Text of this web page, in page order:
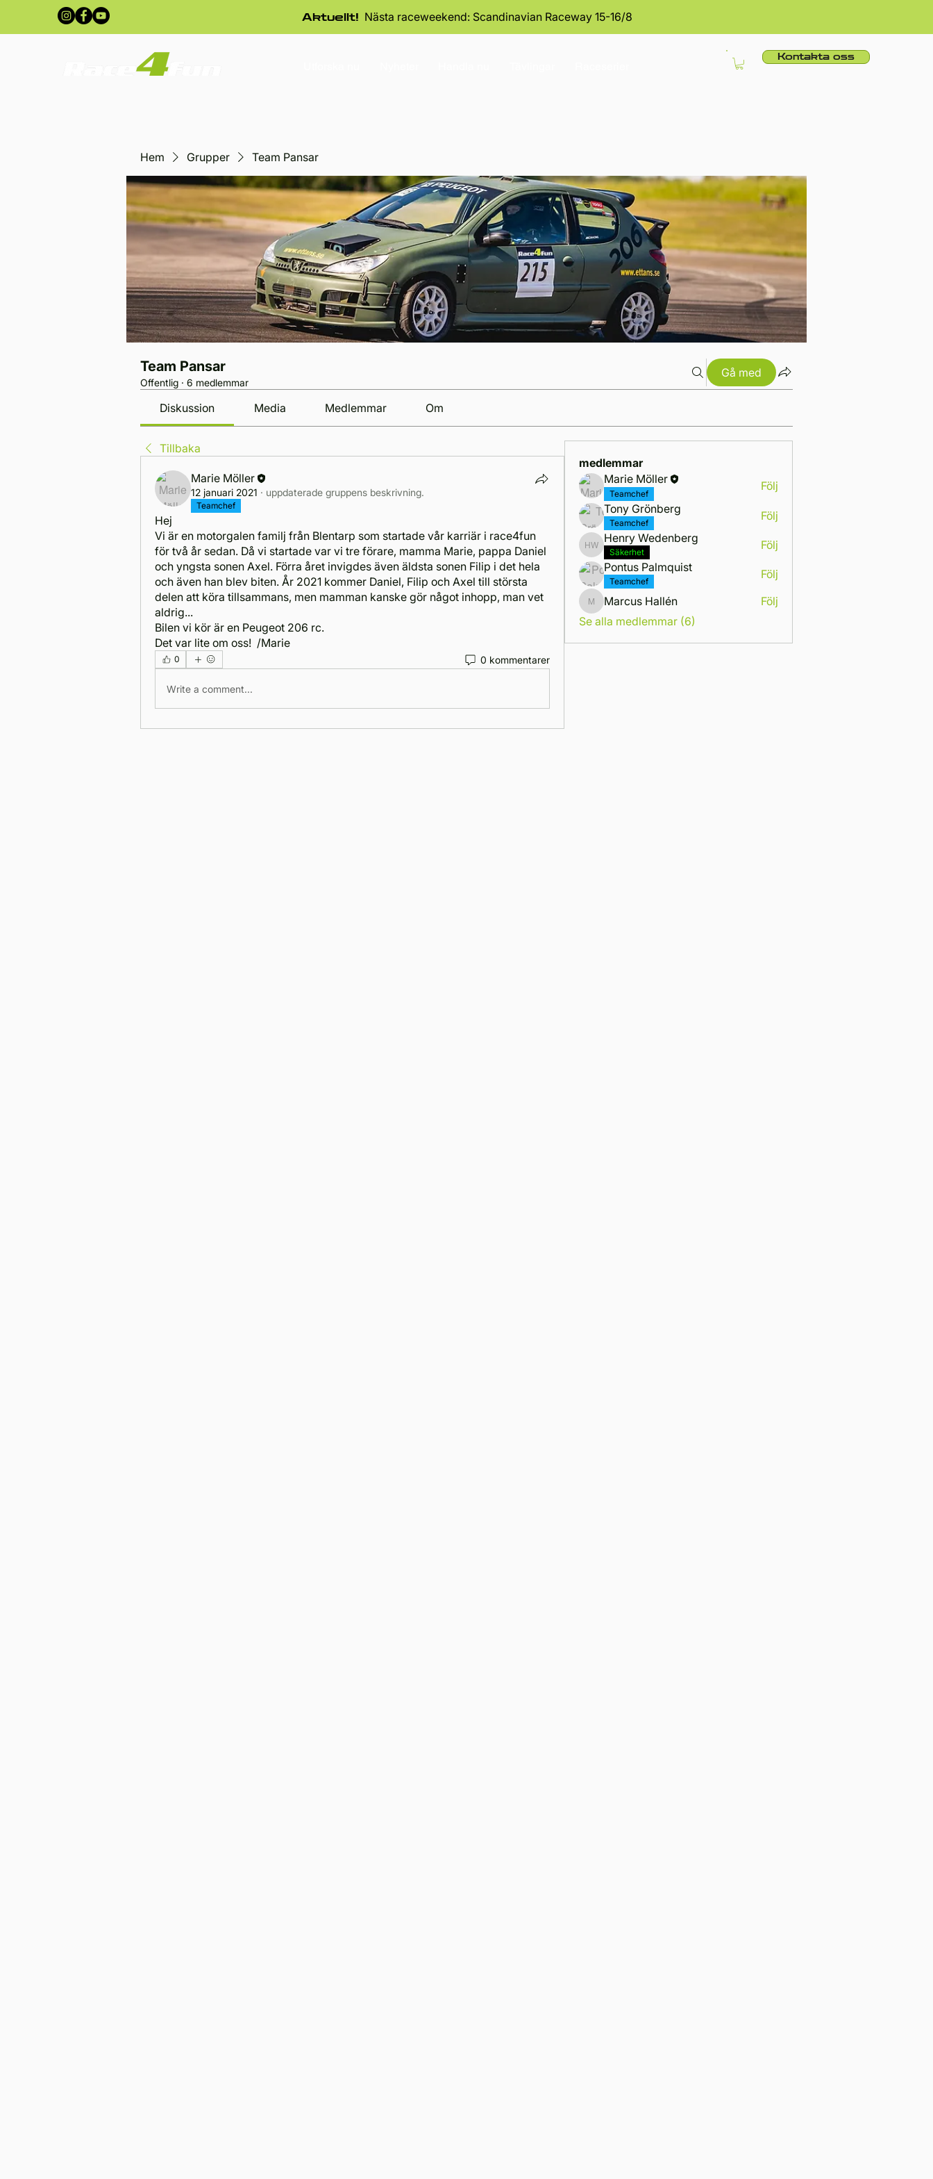
Aktuellt! Nästa raceweekend: Scandinavian Raceway 15-16/8
Kontakta oss
Hem Grupper Team Pansar
Team Pansar
Offentlig · 6 medlemmar
Gå med
Diskussion Media Medlemmar Om
Tillbaka
Marie Möller
12 januari 2021 · uppdaterade gruppens beskrivning.
Teamchef
Hej
Vi är en motorgalen familj från Blentarp som startade vår karriär i race4fun
för två år sedan. Då vi startade var vi tre förare, mamma Marie, pappa Daniel
och yngsta sonen Axel. Förra året invigdes även äldsta sonen Filip i det hela
och även han blev biten. År 2021 kommer Daniel, Filip och Axel till största
delen att köra tillsammans, men mamman kanske gör något inhopp, man vet
aldrig...
Bilen vi kör är en Peugeot 206 rc.
Det var lite om oss!  /Marie
0 0 kommentarer
Write a comment...
medlemmar
Marie Möller
Teamchef
Följ
Tony Grönberg
Teamchef
Följ
Henry Wedenberg
Henry Wedenberg
Säkerhet
Följ
Pontus Palmquist
Teamchef
Följ
Marcus Hallén
Marcus Hallén
Följ
Se alla medlemmar (6)